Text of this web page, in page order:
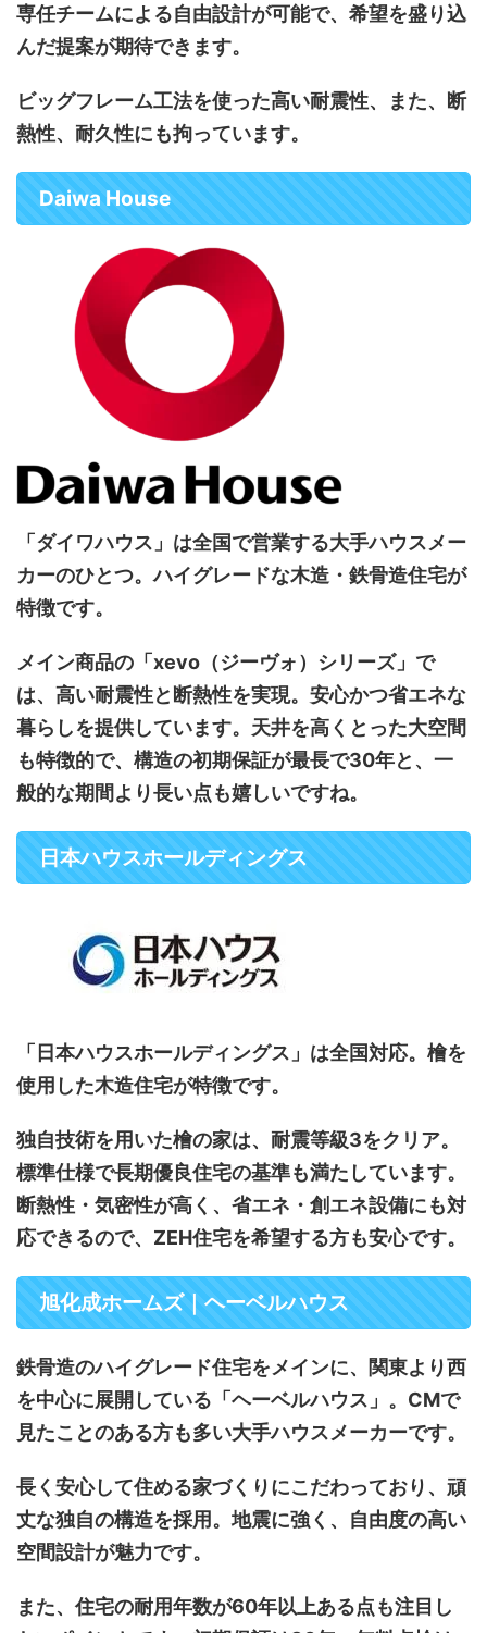
専任チームによる自由設計が可能で、希望を盛り込
んだ提案が期待できます。
ビッグフレーム工法を使った高い耐震性、また、断
熱性、耐久性にも拘っています。
Daiwa House
「ダイワハウス」は全国で営業する大手ハウスメー
カーのひとつ。ハイグレードな木造・鉄骨造住宅が
特徴です。
メイン商品の「xevo（ジーヴォ）シリーズ」で
は、高い耐震性と断熱性を実現。安心かつ省エネな
暮らしを提供しています。天井を高くとった大空間
も特徴的で、構造の初期保証が最長で30年と、一
般的な期間より長い点も嬉しいですね。
日本ハウスホールディングス
「日本ハウスホールディングス」は全国対応。檜を
使用した木造住宅が特徴です。
独自技術を用いた檜の家は、耐震等級3をクリア。
標準仕様で長期優良住宅の基準も満たしています。
断熱性・気密性が高く、省エネ・創エネ設備にも対
応できるので、ZEH住宅を希望する方も安心です。
旭化成ホームズ｜ヘーベルハウス
鉄骨造のハイグレード住宅をメインに、関東より西
を中心に展開している「ヘーベルハウス」。CMで
見たことのある方も多い大手ハウスメーカーです。
長く安心して住める家づくりにこだわっており、頑
丈な独自の構造を採用。地震に強く、自由度の高い
空間設計が魅力です。
また、住宅の耐用年数が60年以上ある点も注目し